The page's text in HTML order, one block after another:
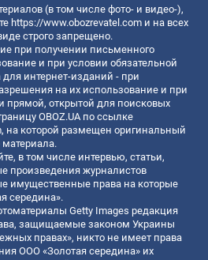
(в том числе фото- и видео-),
https://www.obozrevatel.com и на всех
строго запрещено.
при получении письменного
и при условии обязательной
для интернет-изданий - при
на их использование и при
прямой, открытой для поисковых
OBOZ.UA по ссылке
, на которой размещен оригинальный
в том числе интервью, статьи,
произведения журналистов
имущественные права на которые
середина».
Getty Images редакция
защищаемые законом Украины
правах», никто не имеет права
ООО «Золотая середина» их